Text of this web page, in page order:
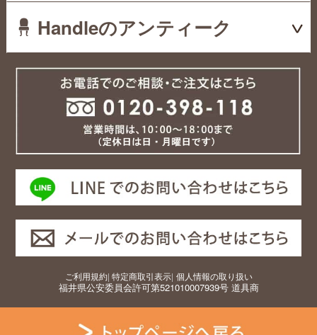
Handleのアンティーク
ご利用規約| 特定商取引表示| 個人情報の取り扱い
福井県公安委員会許可第521010007939号 道具商